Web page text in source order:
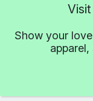
Show your